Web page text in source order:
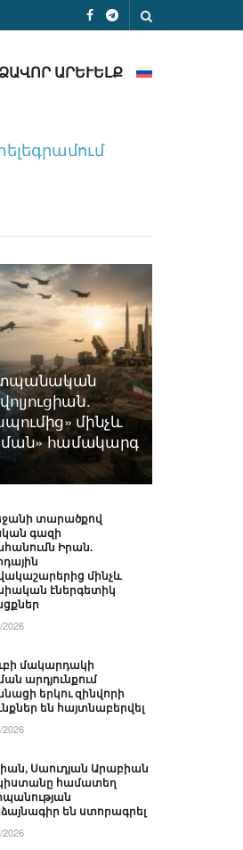
ԱՐԵՒԵԼՔ
մինչև
համակարգ
տարածքով
գազի
Իրան.
մինչև
էներգետիկ
մակարդակի
արդյունքում
երկու զինվորի
են հայտնաբերվել
Սաուդյան Արաբիան
համատեղ
են ստորագրել